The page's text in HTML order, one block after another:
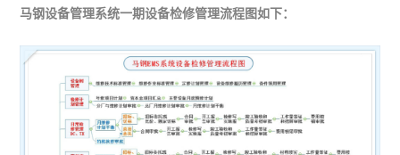
马钢设备管理系统一期设备检修管理流程图如下：